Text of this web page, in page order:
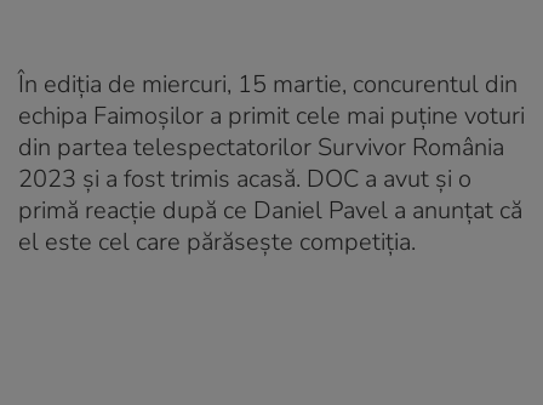
În ediția de miercuri, 15 martie, concurentul din
echipa Faimoșilor a primit cele mai puține voturi
din partea telespectatorilor Survivor România
2023 și a fost trimis acasă. DOC a avut și o
primă reacție după ce Daniel Pavel a anunțat că
el este cel care părăsește competiția.